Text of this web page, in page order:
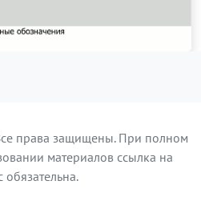
права защищены. При полном
материалов ссылка на
обязательна.